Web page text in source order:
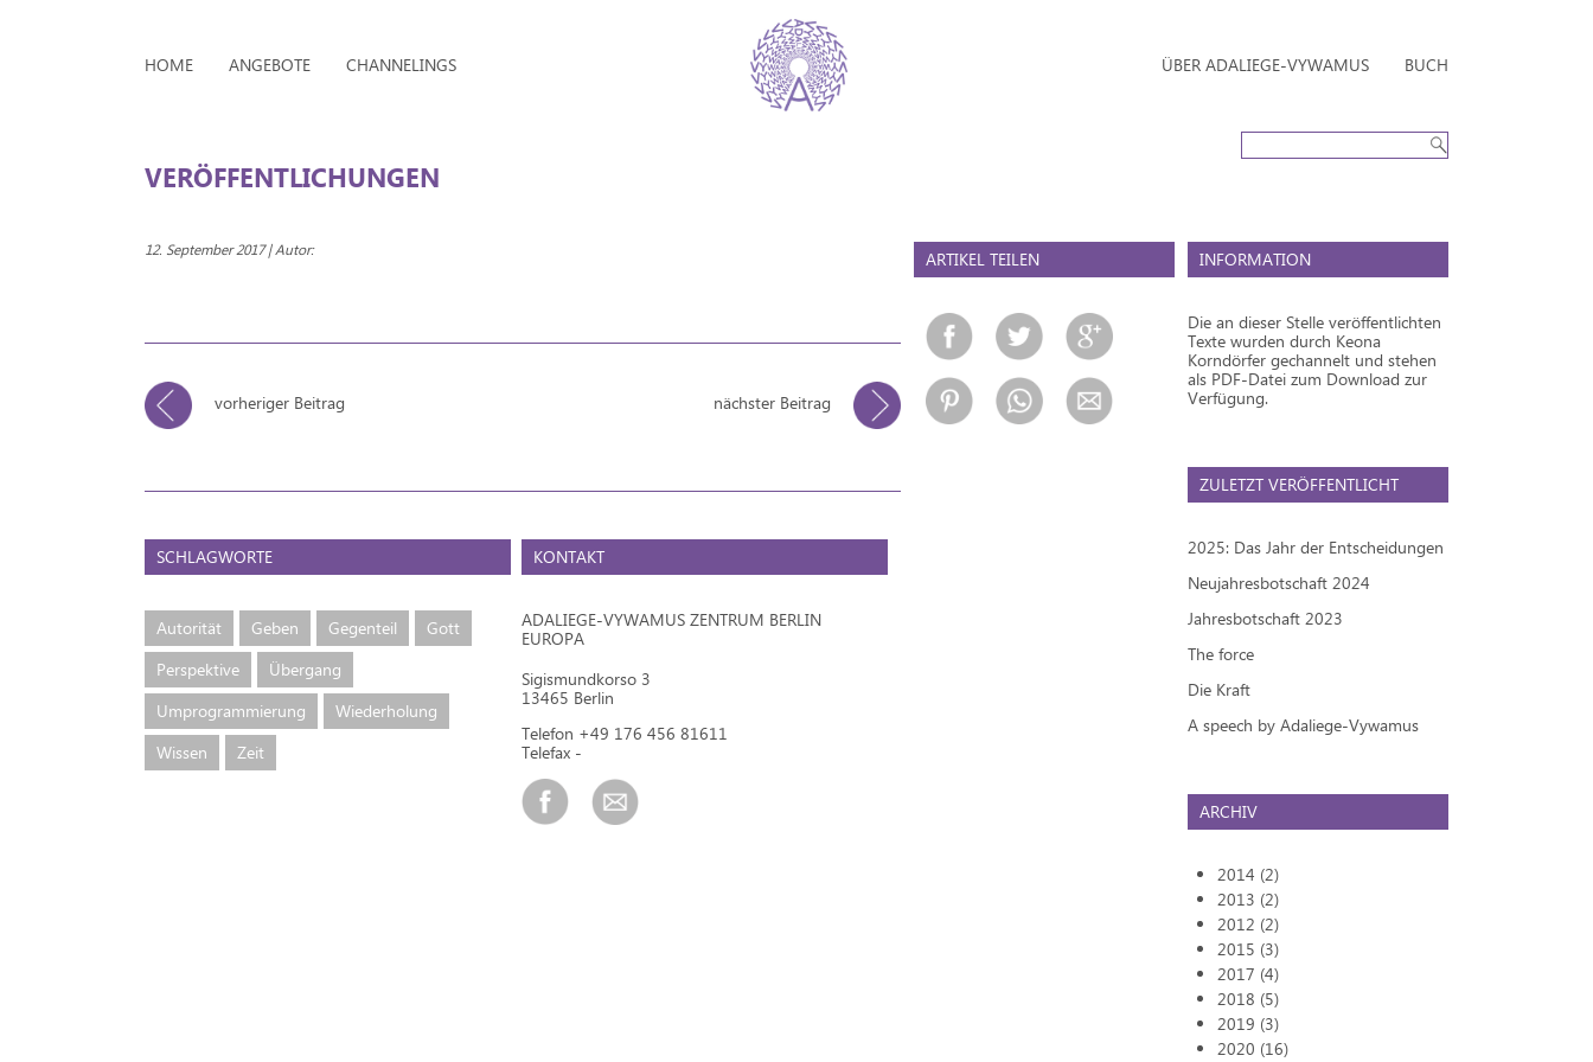
HOME ANGEBOTE CHANNELINGS ÜBER ADALIEGE-VYWAMUS BUCH
VERÖFFENTLICHUNGEN
12. September 2017 | Autor:
vorheriger Beitrag nächster Beitrag
SCHLAGWORTE
Autorität Geben Gegenteil
Gott
Perspektive
Übergang
Umprogrammierung
Wiederholung
Wissen
Zeit
KONTAKT
ADALIEGE-VYWAMUS ZENTRUM BERLIN
EUROPA
Sigismundkorso 3
13465 Berlin
Telefon +49 176 456 81611
Telefax -
ARTIKEL TEILEN INFORMATION
Die an dieser Stelle veröffentlichten
Texte wurden durch Keona
Korndörfer gechannelt und stehen
als PDF-Datei zum Download zur
Verfügung.
ZULETZT VERÖFFENTLICHT
2025: Das Jahr der Entscheidungen
Neujahresbotschaft 2024
Jahresbotschaft 2023
The force
Die Kraft
A speech by Adaliege-Vywamus
ARCHIV
2014 (2)
2013 (2)
2012 (2)
2015 (3)
2017 (4)
2018 (5)
2019 (3)
2020 (16)